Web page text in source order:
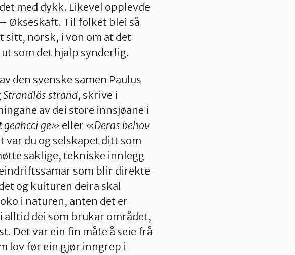
med dykk. Likevel opplevde
Økseskaft. Til folket blei så
sitt, norsk, i von om at det
som det hjalp synderlig.
den svenske samen Paulus
Strandlös strand, skrive i
av dei store innsjøane i
geahcci ge» eller «Deras behov
var du og selskapet ditt som
saklige, tekniske innlegg
som blir direkte
og kulturen deira skal
i naturen, anten det er
alltid dei som brukar området,
Det var ein fin måte å seie frå
lov før ein gjør inngrep i